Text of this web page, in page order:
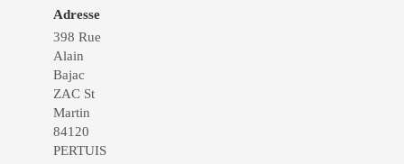
Adresse
398 Rue
Alain
Bajac
ZAC St
Martin
84120
PERTUIS